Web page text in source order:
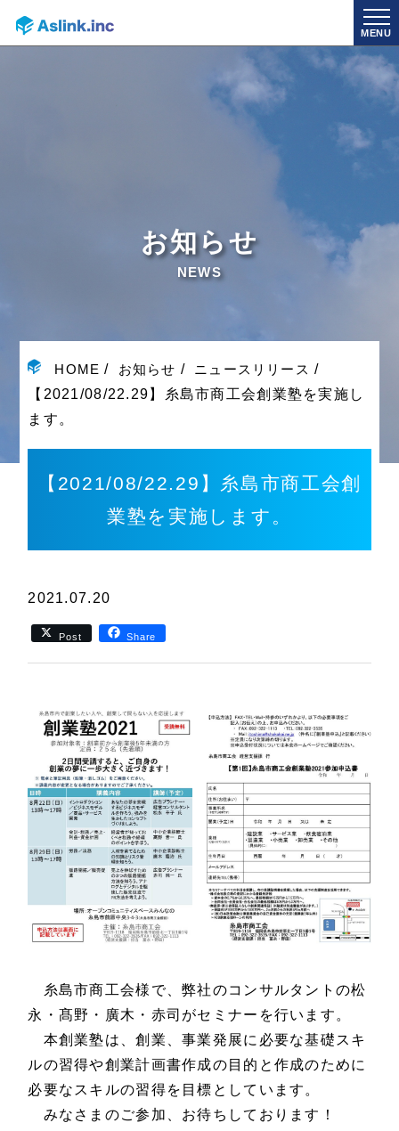
MENU
お知らせ
NEWS
HOME お知らせ
ニュースリリース
【2021/08/22.29】糸島市商工会創業塾を実施し
ます。
【2021/08/22.29】糸島市商工会創
業塾を実施します。
2021.07.20
Post Share
糸島市商工会様で、弊社のコンサルタントの松
永・髙野・廣木・赤司がセミナーを行います。
本創業塾は、創業、事業発展に必要な基礎スキ
ルの習得や創業計画書作成の目的と作成のために
必要なスキルの習得を目標としています。
みなさまのご参加、お待ちしております！